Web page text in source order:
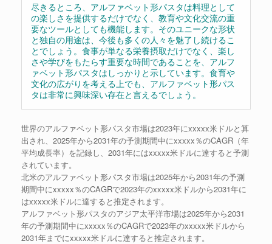
尽きるところ、アルファベット形パスタは料理として
の楽しさを提供するだけでなく、教育や文化交流の重
要なツールとしても機能します。そのユニークな形状
と独自の用途は、今後も多くの人々を魅了し続けるこ
とでしょう。食事が単なる栄養摂取だけでなく、楽し
さや学びをもたらす重要な時間であることを、アルフ
ァベット形パスタはしっかりと示しています。食育や
文化の広がりを考える上でも、アルファベット形パス
タは非常に興味深い存在と言えるでしょう。
世界のアルファベット形パスタ市場は2023年にxxxxx米ドルと算
出され、2025年から2031年の予測期間中にxxxxx％のCAGR（年
平均成長率）を記録し、2031年にはxxxxx米ドルに達すると予測
されています。
北米のアルファベット形パスタ市場は2025年から2031年の予測
期間中にxxxxx％のCAGRで2023年のxxxxx米ドルから2031年に
はxxxxx米ドルに達すると推定されます。
アルファベット形パスタのアジア太平洋市場は2025年から2031
年の予測期間中にxxxxx％のCAGRで2023年のxxxxx米ドルから
2031年までにxxxxx米ドルに達すると推定されます。